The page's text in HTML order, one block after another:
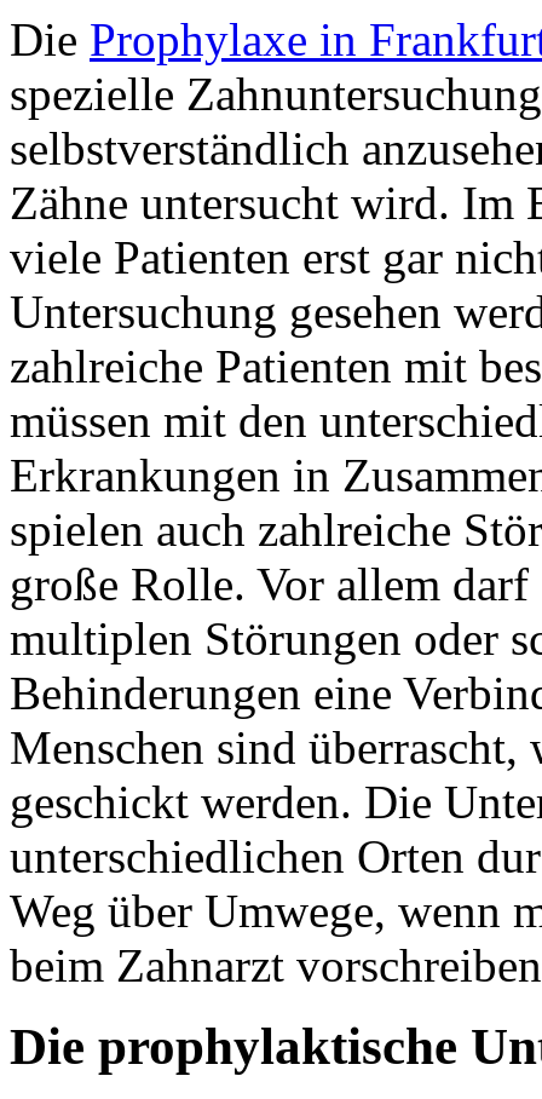
Die Prophylaxe in
spezielle
selbstverständlich
Zähne untersucht wird. Im
viele Patienten erst gar
Untersuchung gesehen
zahlreiche Patienten mit
müssen mit den
Erkrankungen in
spielen auch zahlreiche
große Rolle. Vor allem
multiplen Störungen oder
Behinderungen eine
Menschen sind überrascht,
geschickt werden. Die
unterschiedlichen Orten
Weg über Umwege, wenn
beim Zahnarzt
Die prophylaktische